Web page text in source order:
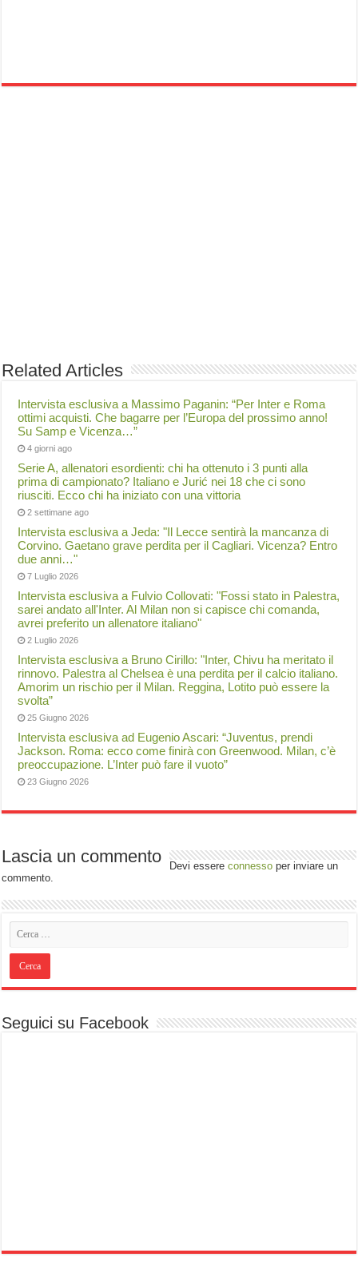
Related Articles
Intervista esclusiva a Massimo Paganin: “Per Inter e Roma
ottimi acquisti. Che bagarre per l’Europa del prossimo anno!
Su Samp e Vicenza…”
4 giorni ago
Serie A, allenatori esordienti: chi ha ottenuto i 3 punti alla
prima di campionato? Italiano e Jurić nei 18 che ci sono
riusciti. Ecco chi ha iniziato con una vittoria
2 settimane ago
Intervista esclusiva a Jeda: "Il Lecce sentirà la mancanza di
Corvino. Gaetano grave perdita per il Cagliari. Vicenza? Entro
due anni…"
7 Luglio 2026
Intervista esclusiva a Fulvio Collovati: "Fossi stato in Palestra,
sarei andato all'Inter. Al Milan non si capisce chi comanda,
avrei preferito un allenatore italiano"
2 Luglio 2026
Intervista esclusiva a Bruno Cirillo: "Inter, Chivu ha meritato il
rinnovo. Palestra al Chelsea è una perdita per il calcio italiano.
Amorim un rischio per il Milan. Reggina, Lotito può essere la
svolta”
25 Giugno 2026
Intervista esclusiva ad Eugenio Ascari: “Juventus, prendi
Jackson. Roma: ecco come finirà con Greenwood. Milan, c’è
preoccupazione. L’Inter può fare il vuoto”
23 Giugno 2026
Lascia un commento Devi essereconnesso per inviare un
commento.
Seguici su Facebook